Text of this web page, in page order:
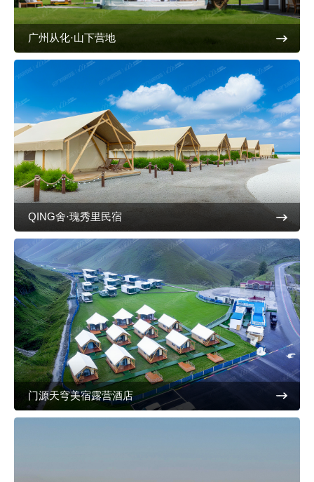
广州从化·山下营地
QING舍·瑰秀里民宿
门源天穹美宿露营酒店